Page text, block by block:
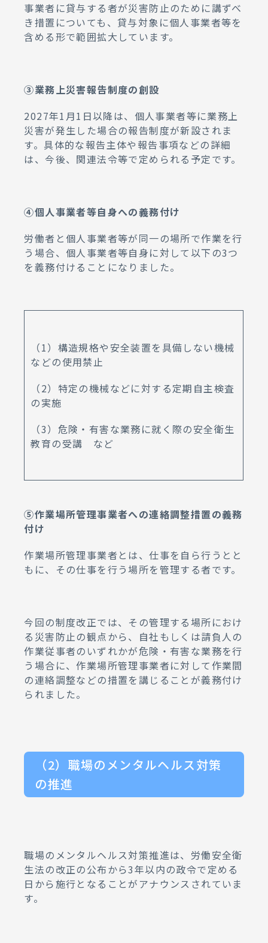
事業者に貸与する者が災害防止のために講ずべ
き措置についても、貸与対象に個人事業者等を
含める形で範囲拡大しています。
③業務上災害報告制度の創設
2027年1月1日以降は、個人事業者等に業務上
災害が発生した場合の報告制度が新設されま
す。具体的な報告主体や報告事項などの詳細
は、今後、関連法令等で定められる予定です。
④個人事業者等自身への義務付け
労働者と個人事業者等が同一の場所で作業を行
う場合、個人事業者等自身に対して以下の3つ
を義務付けることになりました。
（1）構造規格や安全装置を具備しない機械
などの使用禁止
（2）特定の機械などに対する定期自主検査
の実施
（3）危険・有害な業務に就く際の安全衛生
教育の受講 など
⑤作業場所管理事業者への連絡調整措置の義務
付け
作業場所管理事業者とは、仕事を自ら行うとと
もに、その仕事を行う場所を管理する者です。
今回の制度改正では、その管理する場所におけ
る災害防止の観点から、自社もしくは請負人の
作業従事者のいずれかが危険・有害な業務を行
う場合に、作業場所管理事業者に対して作業間
の連絡調整などの措置を講じることが義務付け
られました。
（2）職場のメンタルヘルス対策
の推進
職場のメンタルヘルス対策推進は、労働安全衛
生法の改正の公布から3年以内の政令で定める
日から施行となることがアナウンスされていま
す。